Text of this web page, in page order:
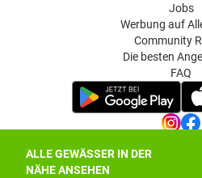
ALLE GEWÄSSER IN DER
NÄHE ANSEHEN
Jobs
Werbung auf
Community
Die besten
FAQ
Datenschutz-